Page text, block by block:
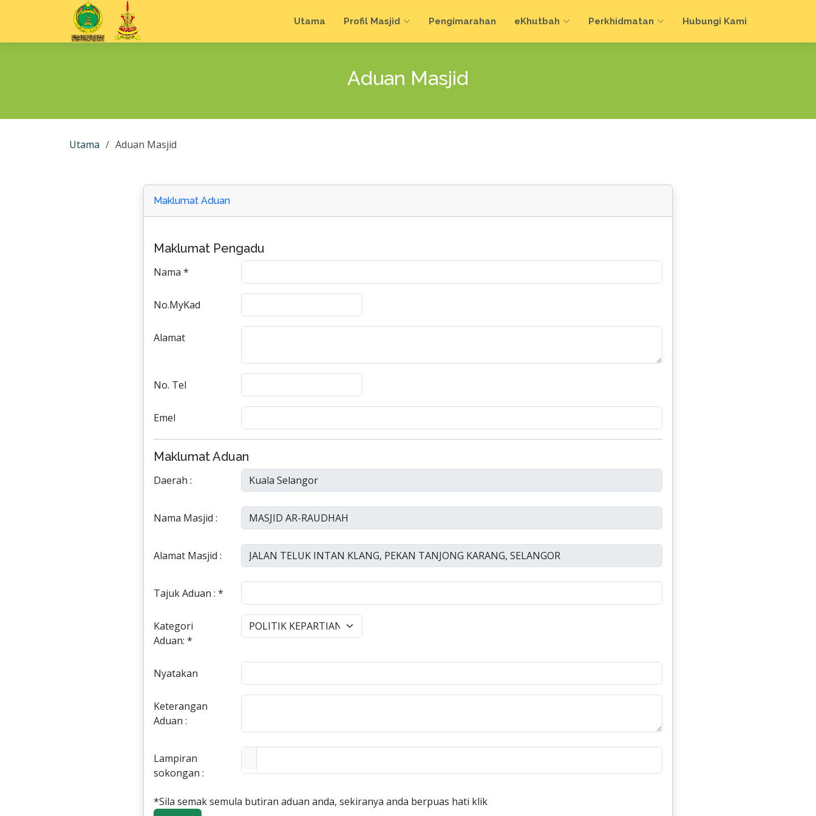
Utama Profil Masjid Pengimarahan eKhutbah Perkhidmatan Hubungi Kami
Aduan Masjid
Utama Aduan Masjid
Maklumat Aduan
Maklumat Pengadu
Nama *
No.MyKad
Alamat
No. Tel
Emel
Maklumat Aduan
Daerah :
Nama Masjid :
Alamat Masjid :
Tajuk Aduan : *
Kategori
Aduan: *
Nyatakan
Keterangan
Aduan :
Lampiran
sokongan :
*Sila semak semula butiran aduan anda, sekiranya anda berpuas hati klik